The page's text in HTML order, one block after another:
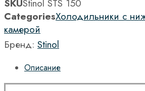
SKUStinol STS 150
CategoriesХолодильники с
камерой
Бренд: Stinol
Описание